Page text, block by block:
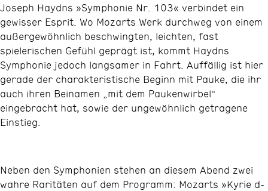
Joseph Haydns »Symphonie Nr. 103« verbindet ein
gewisser Esprit. Wo Mozarts Werk durchweg von einem
außergewöhnlich beschwingten, leichten, fast
spielerischen Gefühl geprägt ist, kommt Haydns
Symphonie jedoch langsamer in Fahrt. Auffällig ist hier
gerade der charakteristische Beginn mit Pauke, die ihr
auch ihren Beinamen „mit dem Paukenwirbel“
eingebracht hat, sowie der ungewöhnlich getragene
Einstieg.
Neben den Symphonien stehen an diesem Abend zwei
wahre Raritäten auf dem Programm: Mozarts »Kyrie d-